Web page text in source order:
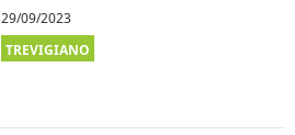
29/09/2023
TREVIGIANO